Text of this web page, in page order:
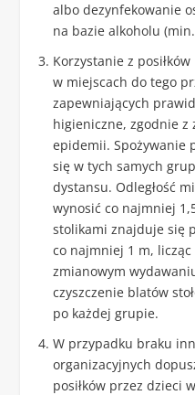
albo dezynfekowanie
na bazie alkoholu
Korzystanie z
w miejscach do tego
zapewniających
higieniczne, zgodnie z
epidemii. Spożywanie
się w tych samych
dystansu. Odległość
wynosić co najmniej
stolikami znajduje się
co najmniej 1 m,
zmianowym
czyszczenie blatów
po każdej grupie.
W przypadku braku
organizacyjnych
posiłków przez dzieci